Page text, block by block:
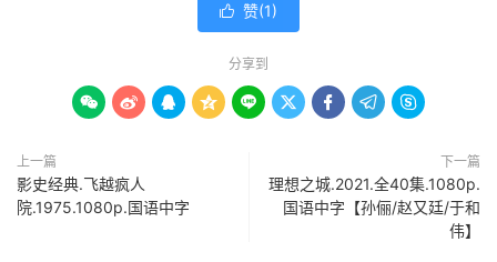
 赞(1)
分享到
        
上一篇
影史经典.飞越疯人
院.1975.1080p.国语中字
下一篇
理想之城.2021.全40集.1080p.
国语中字【孙俪/赵又廷/于和
伟】